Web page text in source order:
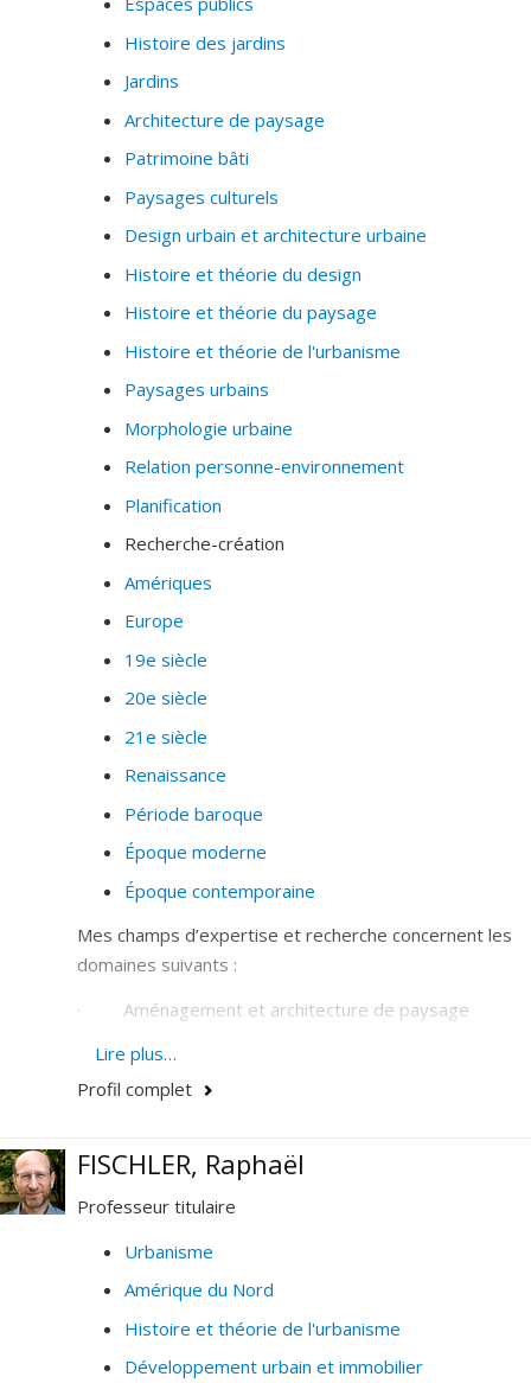
Histoire des jardins
Jardins
Architecture de paysage
Patrimoine bâti
Paysages culturels
Design urbain et architecture urbaine
Histoire et théorie du design
Histoire et théorie du paysage
Histoire et théorie de l'urbanisme
Paysages urbains
Morphologie urbaine
Relation personne-environnement
Planification
Recherche-création
Amériques
Europe
19e siècle
20e siècle
21e siècle
Renaissance
Période baroque
Époque moderne
Époque contemporaine
Mes champs d’expertise et recherche concernent les
domaines suivants :
· Aménagement et architecture de paysage
· Conservation et restauration des paysages
aménagés
· Espaces publics
· Histoire et théorie des places, jardins, squares et
parcs urbains
· Paysages culturels et urbains
· Patrimoine urbain
Lire plus…
Profil complet
FISCHLER, Raphaël
Professeur titulaire
Urbanisme
Amérique du Nord
Histoire et théorie de l'urbanisme
Développement urbain et immobilier